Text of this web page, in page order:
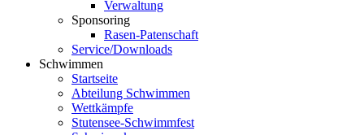
Verwaltung
Sponsoring
Rasen-Patenschaft
Service/Downloads
Schwimmen
Startseite
Abteilung Schwimmen
Wettkämpfe
Stutensee-Schwimmfest